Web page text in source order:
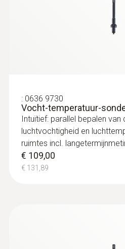
: 0636 9730
Vocht-temperatuur-
Intuïtief: parallel bepalen van
luchtvochtigheid en
ruimtes incl.
€ 109,00
€ 131,89